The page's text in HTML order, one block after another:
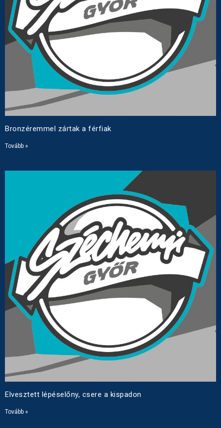
Bronzéremmel zártak a férfiak
Tovább »
Elvesztett lépéselőny, csere a kispadon
Tovább »